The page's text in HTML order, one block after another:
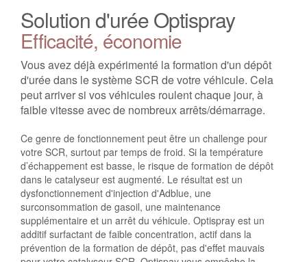
Solution d'urée Optispray
Efficacité, économie
Vous avez déjà expérimenté la formation d'un dépôt
d'urée dans le système SCR de votre véhicule. Cela
peut arriver si vos véhicules roulent chaque jour, à
faible vitesse avec de nombreux arrêts/démarrage.
Ce genre de fonctionnement peut être un challenge pour
votre SCR, surtout par temps de froid. Si la température
d’échappement est basse, le risque de formation de dépôt
dans le catalyseur est augmenté. Le résultat est un
dysfonctionnement d'injection d'Adblue, une
surconsommation de gasoil, une maintenance
supplémentaire et un arrêt du véhicule. Optispray est un
additif surfactant de faible concentration, actif dans la
prévention de la formation de dépôt, pas d'effet mauvais